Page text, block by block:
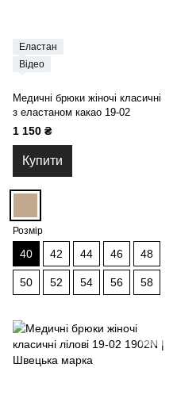
Еластан
Відео
Медичні брюки жіночі класичні
з еластаном какао 19-02
1 150 ₴
Купити
Розмір
40 42 44 46 48
50 52 54 56 58